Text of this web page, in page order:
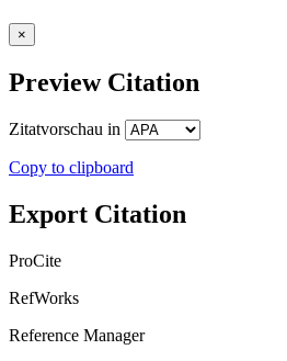
×
Preview Citation
Zitatvorschau in
Copy to clipboard
Export Citation
ProCite
RefWorks
Reference Manager